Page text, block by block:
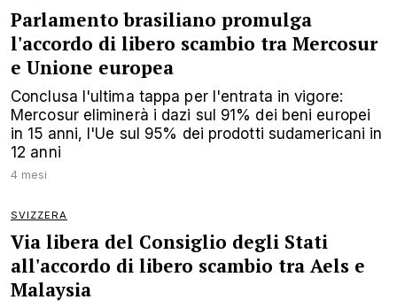
Parlamento brasiliano promulga
l'accordo di libero scambio tra Mercosur
e Unione europea
Conclusa l'ultima tappa per l'entrata in vigore:
Mercosur eliminerà i dazi sul 91% dei beni europei
in 15 anni, l'Ue sul 95% dei prodotti sudamericani in
12 anni
4 mesi
SVIZZERA
Via libera del Consiglio degli Stati
all'accordo di libero scambio tra Aels e
Malaysia